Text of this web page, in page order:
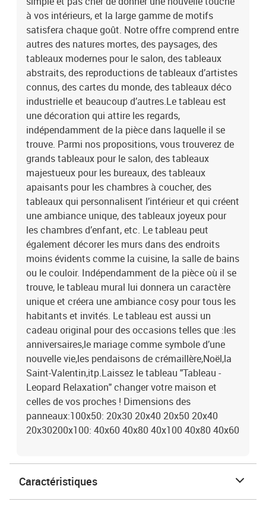
à vos intérieurs, et la large gamme de motifs
satisfera chaque goût. Notre offre comprend entre
autres des natures mortes, des paysages, des
tableaux modernes pour le salon, des tableaux
abstraits, des reproductions de tableaux d’artistes
connus, des cartes du monde, des tableaux déco
industrielle et beaucoup d’autres.Le tableau est
une décoration qui attire les regards,
indépendamment de la pièce dans laquelle il se
trouve. Parmi nos propositions, vous trouverez de
grands tableaux pour le salon, des tableaux
majestueux pour les bureaux, des tableaux
apaisants pour les chambres à coucher, des
tableaux qui personnalisent l’intérieur et qui créent
une ambiance unique, des tableaux joyeux pour
les chambres d’enfant, etc. Le tableau peut
également décorer les murs dans des endroits
moins évidents comme la cuisine, la salle de bains
ou le couloir. Indépendamment de la pièce où il se
trouve, le tableau mural lui donnera un caractère
unique et créera une ambiance cosy pour tous les
habitants et invités. Le tableau est aussi un
cadeau original pour des occasions telles que :les
anniversaires,le mariage comme symbole d’une
nouvelle vie,les pendaisons de crémaillère,Noël,la
Saint-Valentin,itp.Laissez le tableau "Tableau -
Leopard Relaxation" changer votre maison et
celles de vos proches ! Dimensions des
panneaux:100x50: 20x30 20x40 20x50 20x40
20x30200x100: 40x60 40x80 40x100 40x80 40x60
Caractéristiques